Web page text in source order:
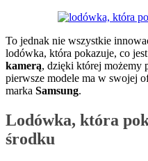
To jednak nie wszystkie
lodówka, która pokazuje, co
kamerą, dzięki której możemy
pierwsze modele ma w swojej
marka Samsung.
Lodówka, która
środku